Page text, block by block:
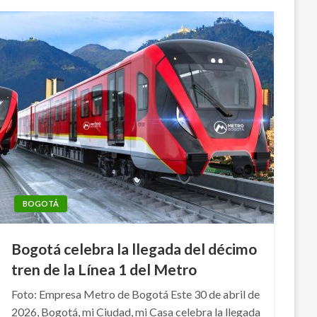
BOGOTÁ
Bogotá celebra la llegada del décimo
tren de la Línea 1 del Metro
Foto: Empresa Metro de Bogotá Este 30 de abril de
2026, Bogotá, mi Ciudad, mi Casa celebra la llegada